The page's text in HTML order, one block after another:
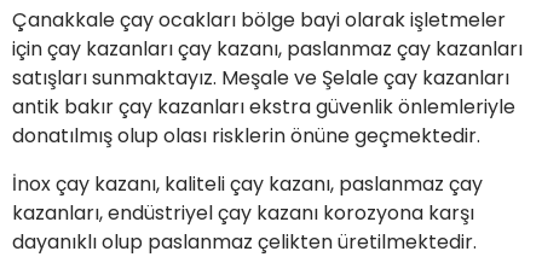
Çanakkale çay ocakları bölge bayi olarak işletmeler
için çay kazanları çay kazanı, paslanmaz çay kazanları
satışları sunmaktayız. Meşale ve Şelale çay kazanları
antik bakır çay kazanları ekstra güvenlik önlemleriyle
donatılmış olup olası risklerin önüne geçmektedir.
İnox çay kazanı, kaliteli çay kazanı, paslanmaz çay
kazanları, endüstriyel çay kazanı korozyona karşı
dayanıklı olup paslanmaz çelikten üretilmektedir.